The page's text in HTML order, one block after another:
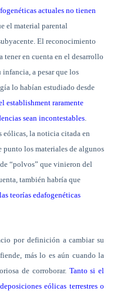
actuales no tienen
el material parental
El reconocimiento
tener en cuenta en el desarrollo
a pesar que los
lo habían estudiado desde
establishment raramente
sean incontestables.
eólicas, la noticia citada en
punto los materiales de algunos
“polvos” que vinieron del
también habría que
teorías edafogenéticas
por definición a cambiar su
más lo es aún cuando la
de corroborar. Tanto si el
eólicas terrestres o